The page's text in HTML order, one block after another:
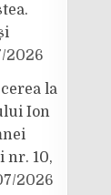
2026
la
Ion
nr. 10,
2026